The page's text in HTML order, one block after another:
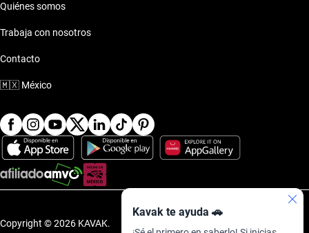
Kavak te ayuda 🚗
Quiénes somos
Trabaja con nosotros
Contacto
🇲🇽 México
Copyright © 2026 KAVAK.